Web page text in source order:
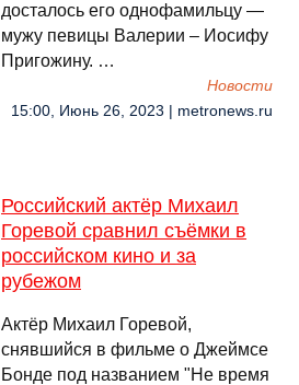
досталось его однофамильцу —
мужу певицы Валерии – Иосифу
Пригожину. …
Новости
15:00, Июнь 26, 2023 | metronews.ru
Российский актёр Михаил
Горевой сравнил съёмки в
российском кино и за
рубежом
Актёр Михаил Горевой,
снявшийся в фильме о Джеймсе
Бонде под названием "Не время